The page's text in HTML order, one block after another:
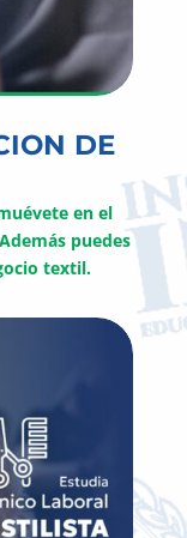
DE
en el
puedes
textil.